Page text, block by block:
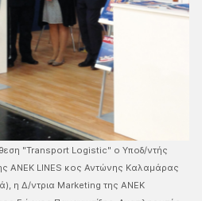
"Transport Logistic" ο Υποδ/ντής
ΑΝΕΚ LINES κος Αντώνης Καλαμάρας
η Δ/ντρια Marketing της ΑΝΕΚ